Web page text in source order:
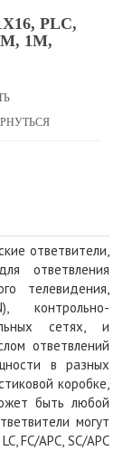
PLC,
1М,
ответвители,
ответвления
телевидения,
контрольно-
сетях, и
ответвлений
в разных
коробке,
быть любой
могут
FC/APC, SC/APC